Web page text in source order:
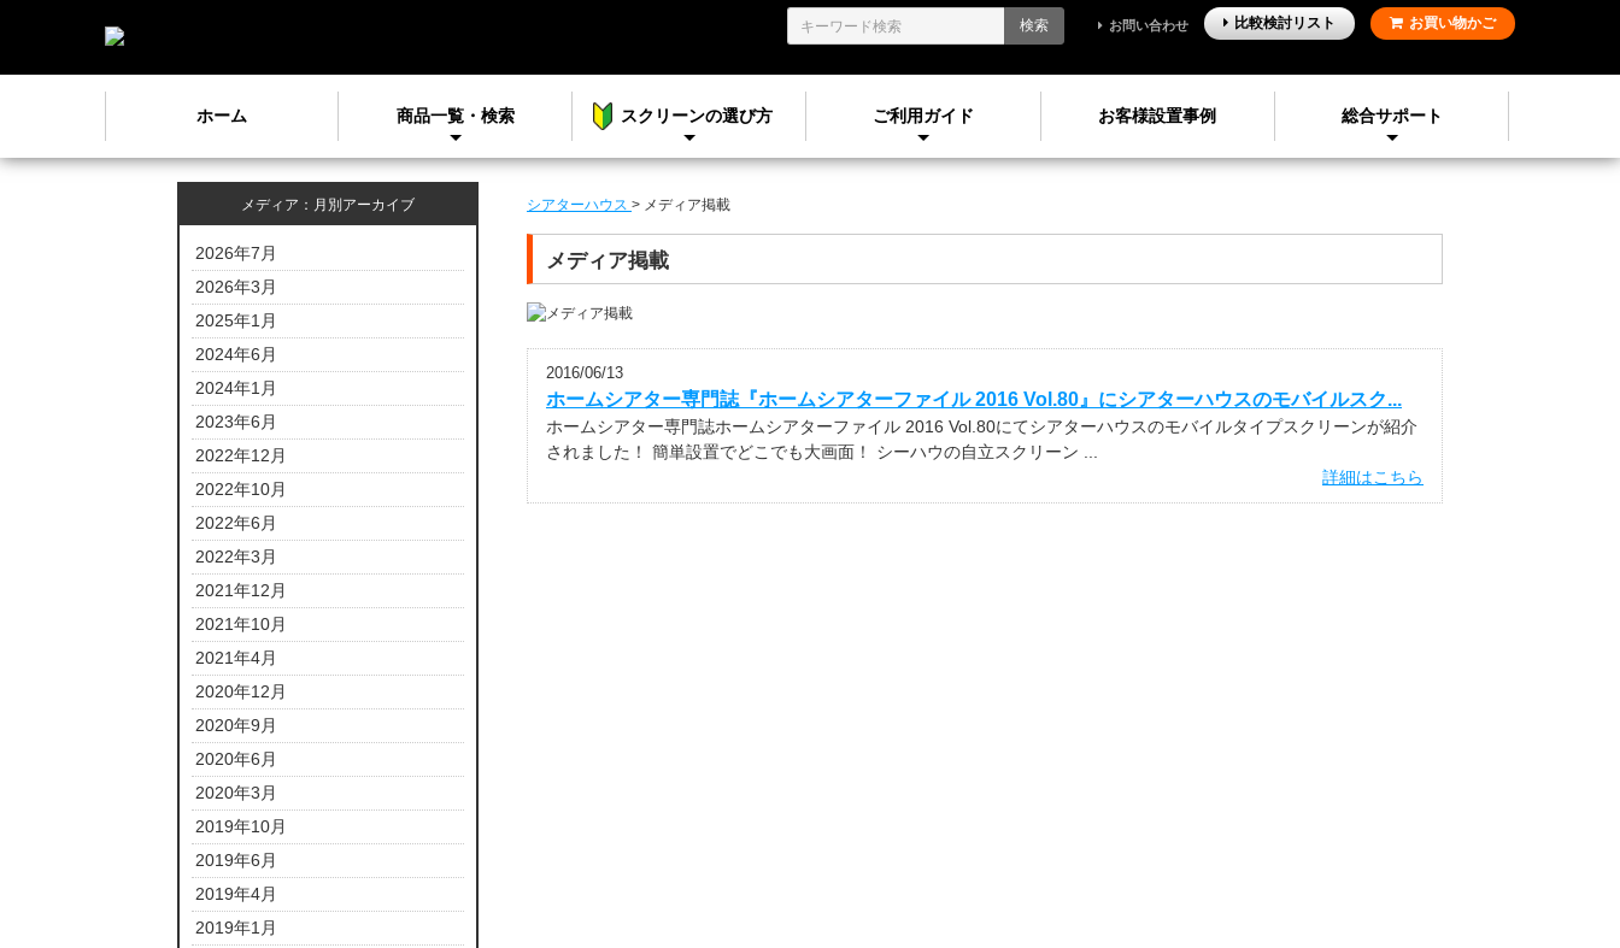
ホーム 商品一覧・検索 スクリーンの選び方 ご利用ガイド お客様設置事例 総合サポート
検索 お問い合わせ 比較検討リスト お買い物かご
シアターハウス > メディア掲載
メディア掲載
2016/06/13
ホームシアター専門誌『ホームシアターファイル 2016 Vol.80』にシアターハウスのモバイルスク...
ホームシアター専門誌ホームシアターファイル 2016 Vol.80にてシアターハウスのモバイルタイプスクリーンが紹介
されました！ 簡単設置でどこでも大画面！ シーハウの自立スクリーン ...
詳細はこちら
メディア：月別アーカイブ
2026年7月
2026年3月
2025年1月
2024年6月
2024年1月
2023年6月
2022年12月
2022年10月
2022年6月
2022年3月
2021年12月
2021年10月
2021年4月
2020年12月
2020年9月
2020年6月
2020年3月
2019年10月
2019年6月
2019年4月
2019年1月